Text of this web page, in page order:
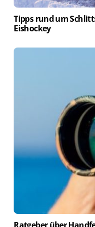
Tipps rund um
Eishockey